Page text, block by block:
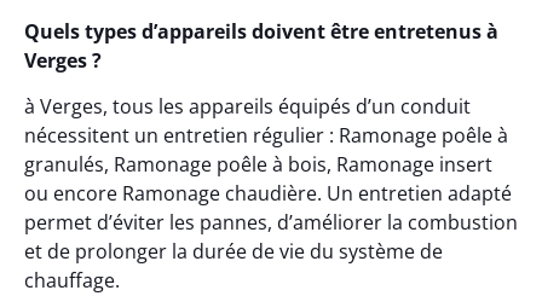
Quels types d’appareils doivent être entretenus à
Verges ?
à Verges, tous les appareils équipés d’un conduit
nécessitent un entretien régulier : Ramonage poêle à
granulés, Ramonage poêle à bois, Ramonage insert
ou encore Ramonage chaudière. Un entretien adapté
permet d’éviter les pannes, d’améliorer la combustion
et de prolonger la durée de vie du système de
chauffage.